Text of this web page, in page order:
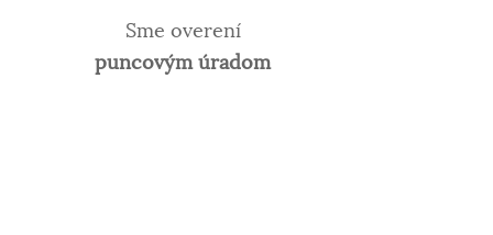
Sme overení
puncovým úradom